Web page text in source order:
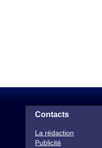
Contacts
La rédaction
Publicité